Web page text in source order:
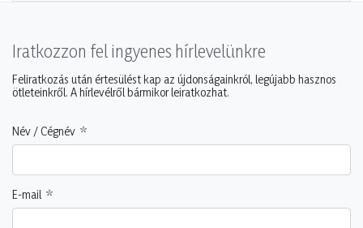
Iratkozzon fel ingyenes hírlevelünkre
Feliratkozás után értesülést kap az újdonságainkról, legújabb hasznos
ötleteinkről. A hírlevélről bármikor leiratkozhat.
Név / Cégnév
E-mail